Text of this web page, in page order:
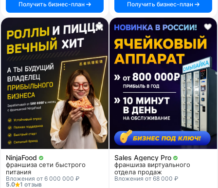
Получить бизнес-план Получить бизнес-план
NinjaFood
франшиза сети быстрого
питания
Вложения от 6 000 000 ₽
5.0
1 отзыв
Sales Agency Pro
франшиза виртуального
отдела продаж
Вложения от 68 000 ₽